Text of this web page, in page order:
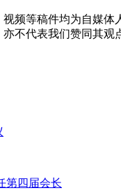
频等稿件均为自媒
不代表我们赞同其观